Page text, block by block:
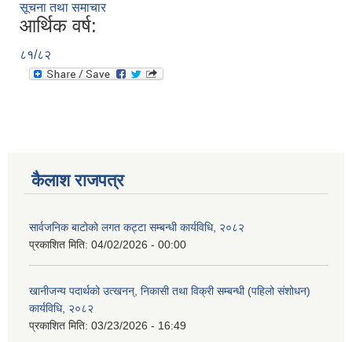
सूचना तथा समाचार
आर्थिक वर्ष:
८१/८२
कैलाश राजपत्र
सार्वजनिक बाटोको लगत कट्टा सम्बन्धी कार्यविधि, २०८२
प्रकाशित मिति: 04/02/2026 - 00:00
खानीजन्य पदार्थको उत्खनन्, निकासी तथा विक्री सम्बन्धी (पहिलो संशोधन)
कार्यविधि, २०८२
प्रकाशित मिति: 03/23/2026 - 16:49